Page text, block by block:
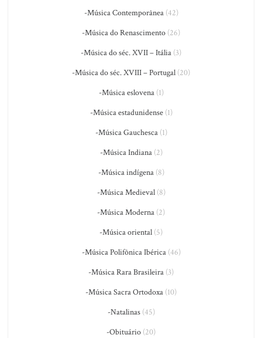
-Música Contemporânea(42)
-Música do Renascimento (26)
-Música do séc. XVII – Itália (3)
-Música do séc. XVIII – Portugal (20)
-Música eslovena(1)
-Música estadunidense(1)
-Música Gauchesca(1)
-Música Indiana(2)
-Música indígena(8)
-Música Medieval(8)
-Música Moderna (2)
-Música oriental (5)
-Música Polifônica Ibérica(46)
-Música Rara Brasileira (3)
-Música Sacra Ortodoxa (10)
-Natalinas(45)
-Obituário (20)